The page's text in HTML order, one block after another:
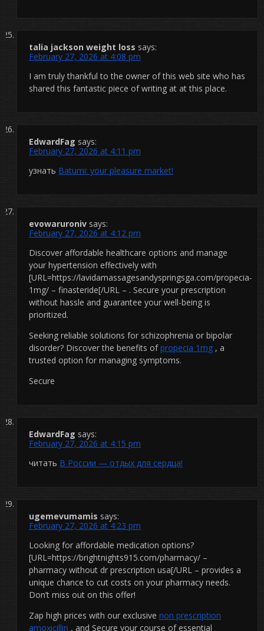
talia jackson weight loss says:
February 27, 2026 at 4:08 pm
I am truly thankful to the owner of this web site who has
shared this fantastic piece of writing at at this place.
EdwardFag says:
February 27, 2026 at 4:11 pm
узнать Batumi: your pleasure market!
evowaruroniv says:
February 27, 2026 at 4:12 pm
Discover affordable healthcare options and manage
your hypertension effectively with
[URL=https://lavidamassagesandyspringsga.com/propecia-
1mg/ – finasteride[/URL – . Secure your prescription
without hassle and guarantee your well-being is
prioritized.
Seeking reliable solutions for schizophrenia or bipolar
disorder? Discover the benefits ofpropecia 1mg , a
trusted option for managing symptoms.
Secure
EdwardFag says:
February 27, 2026 at 4:15 pm
читать В России — отдых для сердца!
ugemevumamis says:
February 27, 2026 at 4:23 pm
Looking for affordable medication options?
[URL=https://brightnights915.com/pharmacy/ –
pharmacy without dr prescription usa[/URL – provides a
unique chance to cut costs on your pharmacy needs.
Don’t miss out on this offer!
Zap high prices with our exclusive non prescription
amoxicillin , and Secure your course of essential